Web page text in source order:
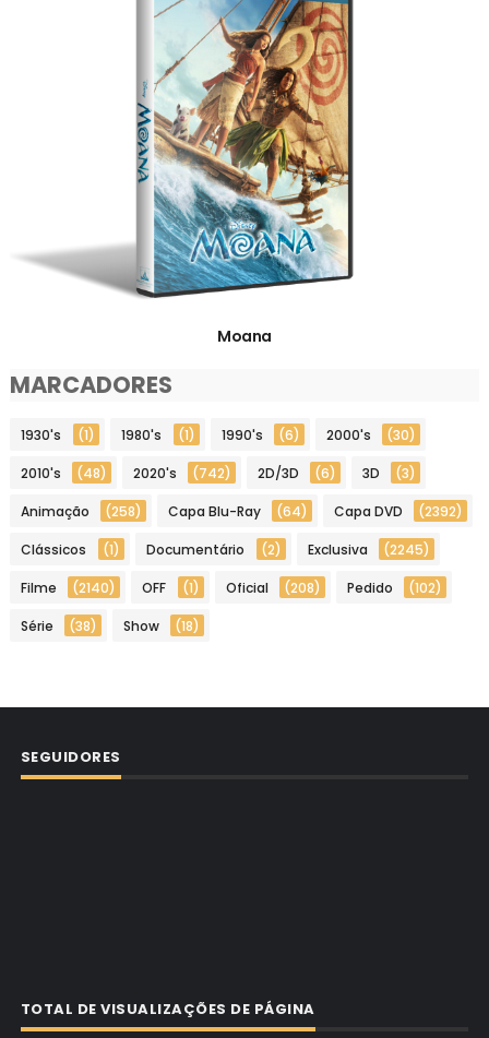
Moana
MARCADORES
1930's (1) 1980's (1) 1990's (6) 2000's (30)
2010's (48) 2020's (742) 2D/3D (6) 3D (3)
Animação (258) Capa Blu-Ray (64) Capa DVD (2392)
Clássicos (1) Documentário (2) Exclusiva (2245)
Filme (2140) OFF (1) Oficial (208) Pedido (102)
Série (38) Show (18)
SEGUIDORES
TOTAL DE VISUALIZAÇÕES DE PÁGINA